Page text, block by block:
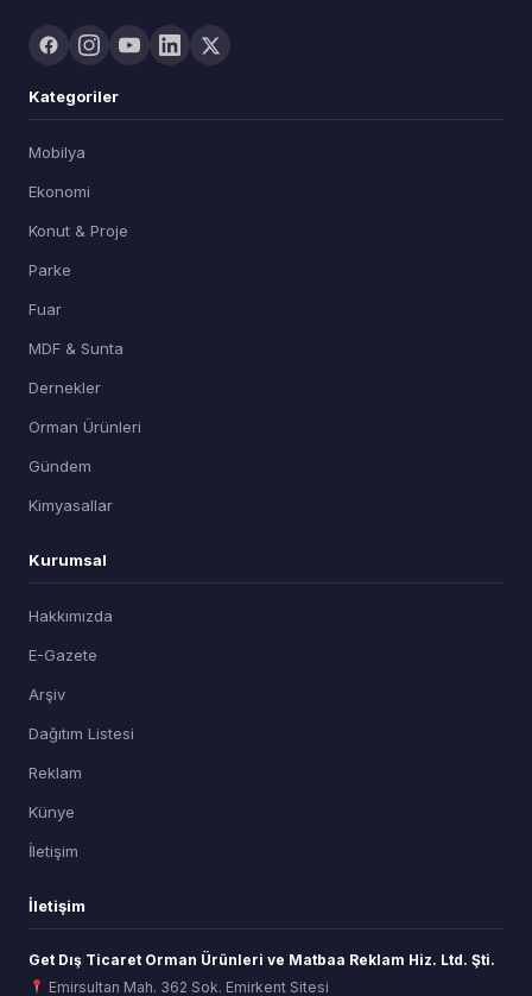
Kategoriler
Mobilya
Ekonomi
Konut & Proje
Parke
Fuar
MDF & Sunta
Dernekler
Orman Ürünleri
Gündem
Kimyasallar
Kurumsal
Hakkımızda
E-Gazete
Arşiv
Dağıtım Listesi
Reklam
Künye
İletişim
İletişim
Get Dış Ticaret Orman Ürünleri ve Matbaa Reklam Hiz. Ltd. Şti.
Emirsultan Mah. 362 Sok. Emirkent Sitesi